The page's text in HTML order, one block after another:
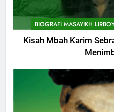
11
Jumat
KHUTBAH
12
KHUTBAH
BIOGRAFI MASAYIKH
Kisah Mbah Karim